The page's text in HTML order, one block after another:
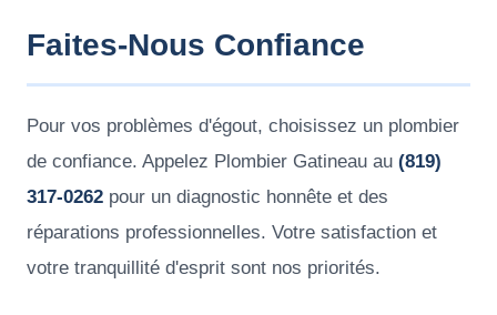
Faites-Nous Confiance
Pour vos problèmes d'égout, choisissez un plombier
de confiance. Appelez Plombier Gatineau au (819)
317-0262 pour un diagnostic honnête et des
réparations professionnelles. Votre satisfaction et
votre tranquillité d'esprit sont nos priorités.